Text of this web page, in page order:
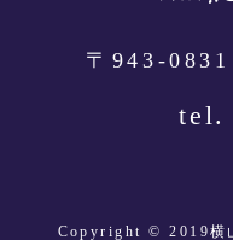
〒943-
tel.
Copyright © 2019横